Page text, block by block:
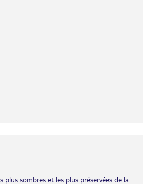
sombres et les plus préservées de la